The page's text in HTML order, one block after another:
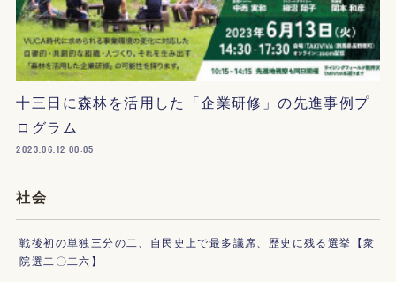
十三日に森林を活用した「企業研修」の先進事例プ
ログラム
2023.06.12 00:05
社会
戦後初の単独三分の二、自民史上で最多議席、歴史に残る選挙【衆
院選二〇二六】